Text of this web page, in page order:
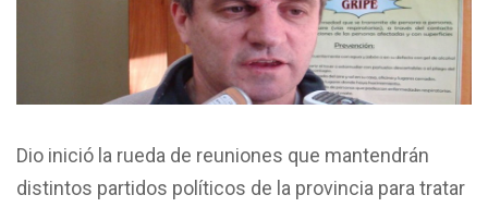
Dio inició la rueda de reuniones que mantendrán
distintos partidos políticos de la provincia para tratar